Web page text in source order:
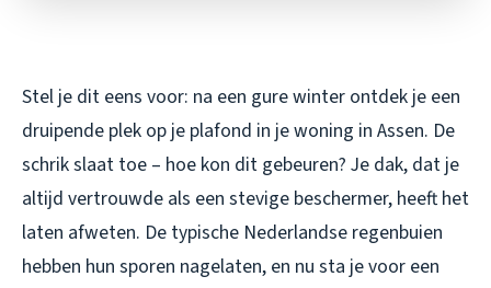
Stel je dit eens voor: na een gure winter ontdek je een
druipende plek op je plafond in je woning in Assen. De
schrik slaat toe – hoe kon dit gebeuren? Je dak, dat je
altijd vertrouwde als een stevige beschermer, heeft het
laten afweten. De typische Nederlandse regenbuien
hebben hun sporen nagelaten, en nu sta je voor een